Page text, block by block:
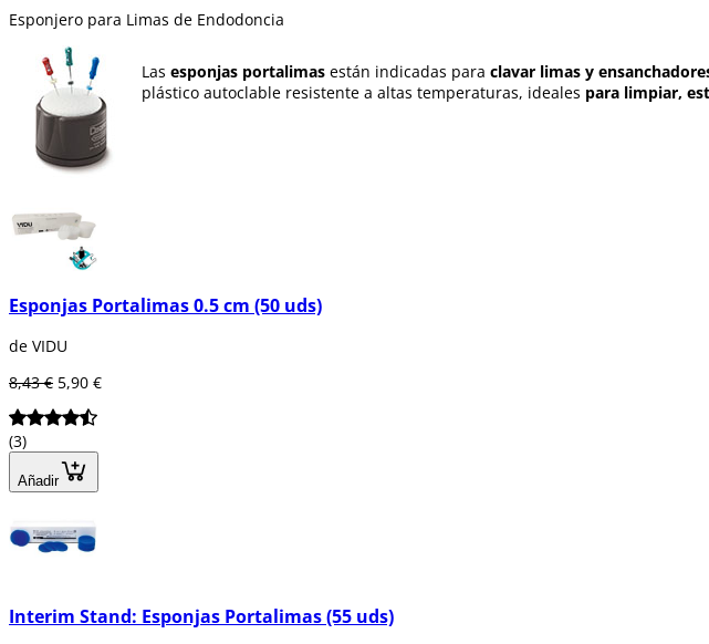
Esponjero para Limas de Endodoncia
Las esponjas portalimas están indicadas para clavar limas y
plástico autoclable resistente a altas temperaturas, ideales para limpiar,
Esponjas Portalimas 0.5 cm (50 uds)
de VIDU
8,43 € 5,90 €
(3)
Añadir
Interim Stand: Esponjas Portalimas (55 uds)